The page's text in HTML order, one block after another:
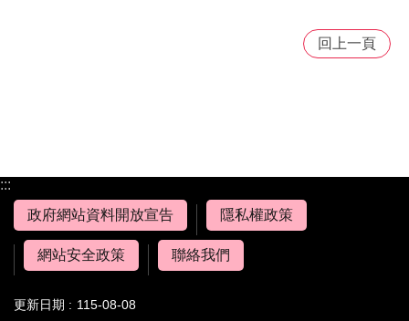
回上一頁
:::
政府網站資料開放宣告
隱私權政策
網站安全政策 聯絡我們
更新日期
115-08-08